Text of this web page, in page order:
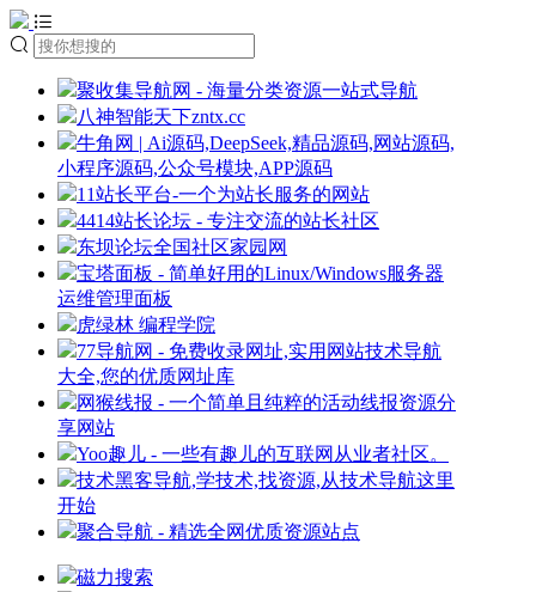
聚收集导航网 - 海量分类资源一站式导航
八神智能天下zntx.cc
牛角网 | Ai源码,DeepSeek,精品源码,网站源码,
小程序源码,公众号模块,APP源码
11站长平台-一个为站长服务的网站
4414站长论坛 - 专注交流的站长社区
东坝论坛全国社区家园网
宝塔面板 - 简单好用的Linux/Windows服务器
运维管理面板
虎绿林 编程学院
77导航网 - 免费收录网址,实用网站技术导航
大全,您的优质网址库
网猴线报 - 一个简单且纯粹的活动线报资源分
享网站
Yoo趣儿 - 一些有趣儿的互联网从业者社区。
技术黑客导航,学技术,找资源,从技术导航这里
开始
聚合导航 - 精选全网优质资源站点
磁力搜索